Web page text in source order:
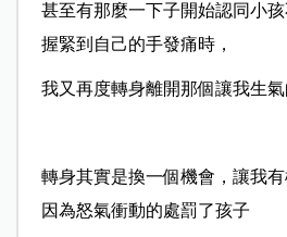
甚至有那麼一下子開始認同小
握緊到自己的手發痛時，
我又再度轉身離開那個讓我生
轉身其實是換一個機會，讓我
因為怒氣衝動的處罰了孩子